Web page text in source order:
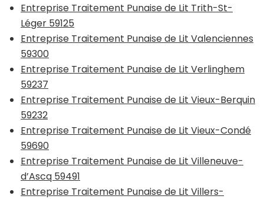
Entreprise Traitement Punaise de Lit Trith-St-
Léger 59125
Entreprise Traitement Punaise de Lit Valenciennes
59300
Entreprise Traitement Punaise de Lit Verlinghem
59237
Entreprise Traitement Punaise de Lit Vieux-Berquin
59232
Entreprise Traitement Punaise de Lit Vieux-Condé
59690
Entreprise Traitement Punaise de Lit Villeneuve-
d’Ascq 59491
Entreprise Traitement Punaise de Lit Villers-